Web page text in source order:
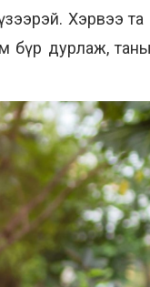
Хэрвээ
дурлаж, таны